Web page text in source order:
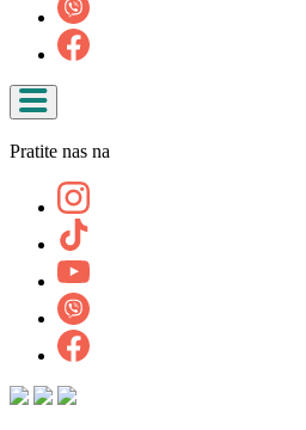
Pratite nas na